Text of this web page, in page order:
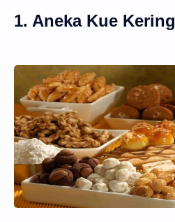
1. Aneka Kue Kering